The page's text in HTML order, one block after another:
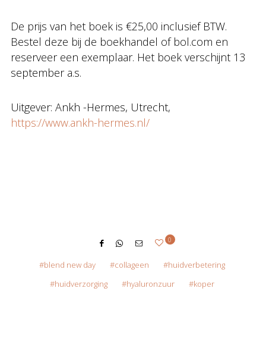
De prijs van het boek is €25,00 inclusief BTW.
Bestel deze bij de boekhandel of bol.com en
reserveer een exemplaar. Het boek verschijnt 13
september a.s.
Uitgever: Ankh -Hermes, Utrecht,
https://www.ankh-hermes.nl/
0
blend new day collageen
huidverbetering
huidverzorging
hyaluronzuur koper